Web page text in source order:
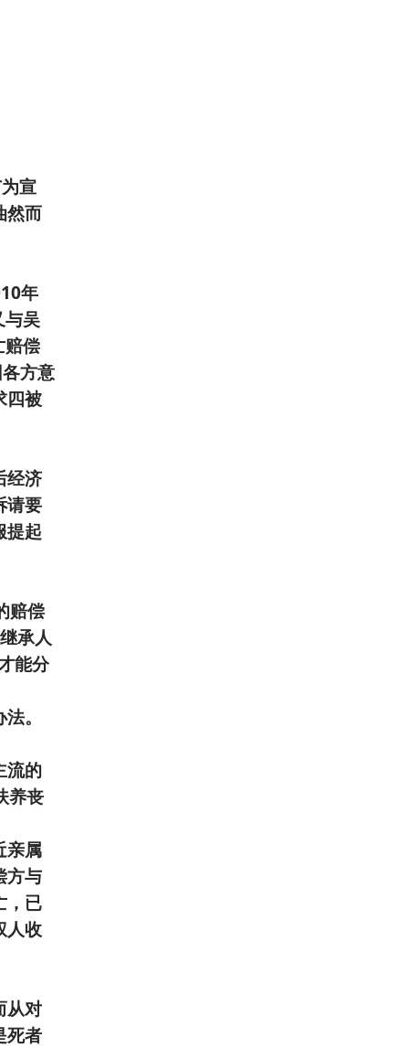
宣
然而
年
与吴
赔偿
方意
四被
经济
请要
提起
赔偿
承人
能分
。
流的
养丧
亲属
方与
，已
人收
从对
死者